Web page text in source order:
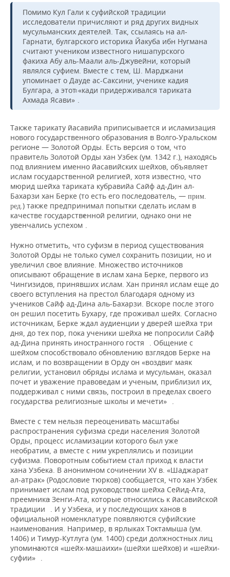
Помимо Кул Гали к суфийской традиции
исследователи причисляют и ряд других видных
мусульманских деятелей. Так, ссылаясь на ал-
Гарнати, булгарского историка Йакуба ибн Нугмана
считают учеником известного нишапурского
факиха Абу аль-Маали аль-Джувейни, который
являлся суфием. Вместе с тем, Ш. Марджани
упоминает о Дауде ас-Саксини, ученике кадия
Булгара, а этот «кади придерживался тариката
Ахмада Ясави»
8
Также тарикату йасавийа приписывается и исламизация
нового государственного образования в Волго-Уральском
регионе — Золотой Орды. Есть версия о том, что
правитель Золотой Орды хан Узбек (ум. 1342 г.), находясь
под влиянием именно йасавийских шейхов, объявляет
ислам государственной религией, хотя известно, что
мюрид шейха тариката кубравийа Сайф ад-Дин ал-
Бахарзи хан Берке (то есть его последователь, — прим.
ред. ) также предпринимал попытки сделать ислам в
качестве государственной религии, однако они не
увенчались успехом
9
Нужно отметить, что суфизм в период существования
Золотой Орды не только сумел сохранить позиции, но и
увеличил свое влияние. Множество источников
описывают обращение в ислам хана Берке, первого из
Чингизидов, принявших ислам. Хан принял ислам еще до
своего вступления на престол благодаря одному из
учеников Сайф ад-Дина аль-Бахарзи. Вскоре после этого
он решил посетить Бухару, где проживал шейх. Согласно
источникам, Берке ждал аудиенции у дверей шейха три
дня, до тех пор, пока ученики шейха не попросили Сайф
ад-Дина принять иностранного гостя
10
. Общение с
шейхом способствовало обновлению взглядов Берке на
ислам, и по возвращении в Орду он «воздвиг маяк
религии, установил обряды ислама и мусульман, оказал
почет и уважение правоведам и ученым, приблизил их,
поддерживал с ними связь, построил в пределах своего
государства религиозные школы и мечети»
11
Вместе с тем нельзя переоценивать масштабы
распространения суфизма среди населения Золотой
Орды, процесс исламизации которого был уже
необратим, а вместе с ним укреплялись и позиции
суфизма. Поворотным событием стал приход к власти
хана Узбека. В анонимном сочинении XV в. «Шаджарат
ал-атрак» (Родословие тюрков) сообщается, что хан Узбек
принимает ислам под руководством шейха Сейид-Ата,
преемника Зенги-Ата, которые относились к йасавийской
традиции
12
. И у Узбека, и у последующих ханов в
официальной номенклатуре появляются суфийские
наименования. Например, в ярлыках Токтамыша (ум.
1406) и Тимур-Кутлуга (ум. 1400) среди должностных лиц
упоминаются «шейх-машаихи» (шейхи шейхов) и «шейхи-
суфии»
13